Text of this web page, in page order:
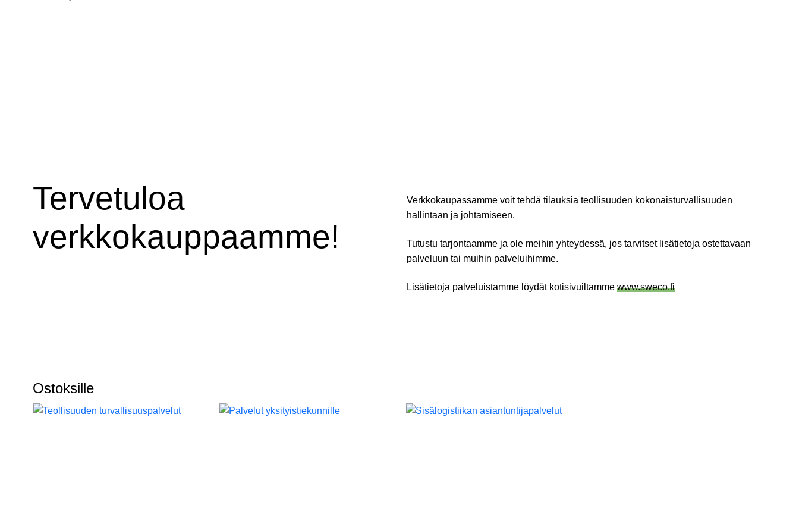
Tervetuloa
verkkokauppaamme!
Verkkokaupassamme voit tehdä tilauksia teollisuuden kokonaisturvallisuuden
hallintaan ja johtamiseen.
Tutustu tarjontaamme ja ole meihin yhteydessä, jos tarvitset lisätietoja ostettavaan
palveluun tai muihin palveluihimme.
Lisätietoja palveluistamme löydät kotisivuiltamme www.sweco.fi
Ostoksille